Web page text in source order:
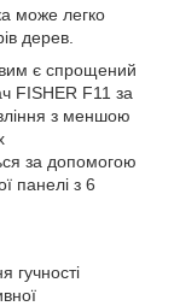
може легко
дерев.
є спрощений
FISHER F11 за
з меншою
за допомогою
панелі з 6
гучності